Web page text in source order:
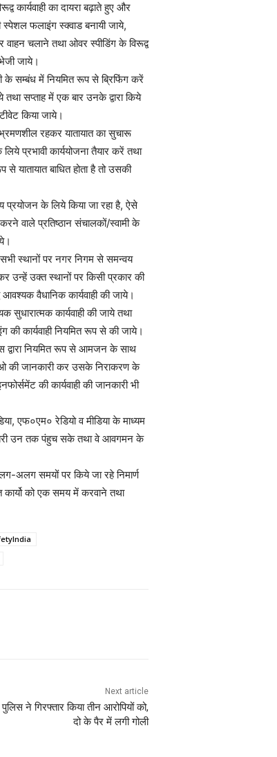
का दायरा बढ़ाते हुए और
फलाइंग स्क्वाड बनायी जाये,
चलाने तथा ओवर स्पीडिंग के विरूद्व
जाये।
के सम्बंध में नियमित रूप से ब्रिफिंग करें
सप्ताह में एक बार उनके द्वारा किये
किया जाये।
भ्रमणशील रहकर यातायात का सुचारू
प्रभावी कार्ययोजना तैयार करें तथा
यातायात बाधित होता है तो उसकी
प्रयोजन के लिये किया जा रहा है, ऐसे
वाले प्रतिष्ठान संचालकों/स्वामी के
सभी स्थानों पर नगर निगम से समन्वय
उन्हें उक्त स्थानों पर किसी प्रकार की
वैधानिक कार्यवाही की जाये।
कार्यवाही की जाये तथा
की कार्यवाही नियमित रूप से की जाये।
द्वारा नियमित रूप से आमजन के साथ
की जानकारी कर उसके निराकरण के
की कार्यवाही की जानकारी भी
एफ०एम० रेडियो व मीडिया के माध्यम
उन तक पंहुच सके तथा वे आवगमन के
अलग समयों पर किये जा रहे निमार्ण
कार्यो को एक समय में करवाने तथा
Next article
ने गिरफ्तार किया तीन आरोपियों को,
दो के पैर में लगी गोली